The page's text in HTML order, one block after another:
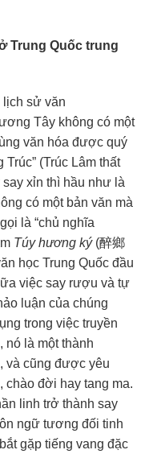
Trung Quốc trung
lịch sử văn
Tây không có một
văn hóa được quý
Trúc” (Trúc Lâm thất
xỉn thì hầu như là
có một bản văn mà
là “chủ nghĩa
Túy hương ký(醉鄉
học Trung Quốc đầu
việc say rượu và tự
luận của chúng
trong việc truyền
, nó là mộtthành
, và cũng được yêu
chào đời hay tang ma.
linh trở thành say
ngữ tương đối tinh
bắt gặp tiếng vang đặc